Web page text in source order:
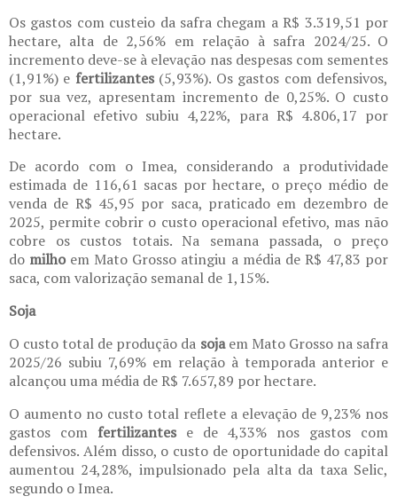
Os gastos com custeio da safra chegam a R$ 3.319,51 por
hectare, alta de 2,56% em relação à safra 2024/25. O
incremento deve-se à elevação nas despesas com sementes
(1,91%) e fertilizantes(5,93%). Os gastos com defensivos,
por sua vez, apresentam incremento de 0,25%. O custo
operacional efetivo subiu 4,22%, para R$ 4.806,17 por
hectare.
De acordo com o Imea, considerando a produtividade
estimada de 116,61 sacas por hectare, o preço médio de
venda de R$ 45,95 por saca, praticado em dezembro de
2025, permite cobrir o custo operacional efetivo, mas não
cobre os custos totais. Na semana passada, o preço
do milho em Mato Grosso atingiu a média de R$ 47,83 por
saca, com valorização semanal de 1,15%.
Soja
O custo total de produção da sojaem Mato Grosso na safra
2025/26 subiu 7,69% em relação à temporada anterior e
alcançou uma média de R$ 7.657,89 por hectare.
O aumento no custo total reflete a elevação de 9,23% nos
gastos com fertilizantese de 4,33% nos gastos com
defensivos. Além disso, o custo de oportunidade do capital
aumentou 24,28%, impulsionado pela alta da taxa Selic,
segundo o Imea.